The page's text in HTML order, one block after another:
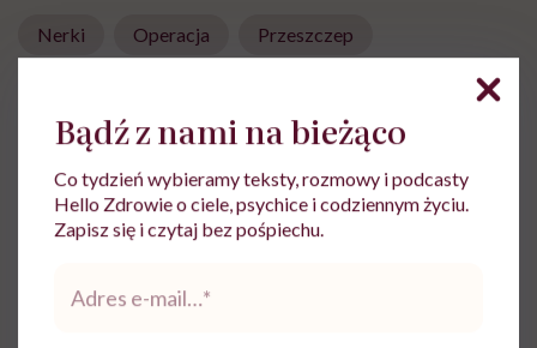
Nerki Operacja Przeszczep
i
Treści zawarte w serwisie mają wyłącznie
charakter informacyjny i nie stanowią porady
skonsultować się z lekarzem.
Bądź z nami na bieżąco
Co tydzień wybieramy teksty, rozmowy i podcasty
Hello Zdrowie o ciele, psychice i codziennym życiu.
Zapisz się i czytaj bez pośpiechu.
mail*